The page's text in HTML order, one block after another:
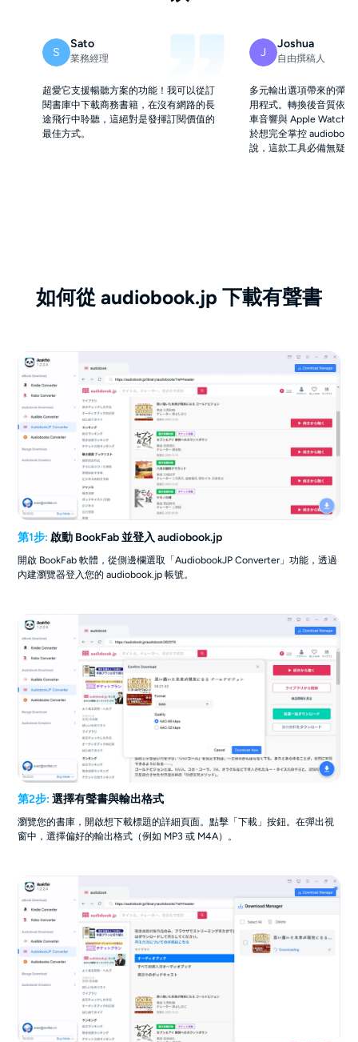
S
Sato
業務經理
超愛它支援暢聽方案的功能！我可以從訂
閱書庫中下載商務書籍，在沒有網路的長
途飛行中聆聽，這絕對是發揮訂閱價值的
最佳方式。
J
Joshua
自由撰稿人
多元輸出選項帶來的彈
用程式。轉換後音質依
車音響與 Apple Watch
於想完全掌控
說，這款工具必備無疑。
如何從 audiobook.jp 下載有聲書
第1步: 啟動 BookFab 並登入 audiobook.jp
開啟 BookFab 軟體，從側邊欄選取「AudiobookJP Converter」功能，透過
內建瀏覽器登入您的 audiobook.jp 帳號。
第2步: 選擇有聲書與輸出格式
瀏覽您的書庫，開啟想下載標題的詳細頁面。點擊「下載」按鈕。在彈出視
窗中，選擇偏好的輸出格式（例如 MP3 或 M4A）。